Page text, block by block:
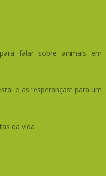
falar sobre animais em
e as “esperanças” para um
da vida